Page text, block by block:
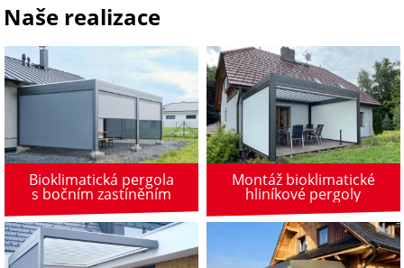
Naše realizace
Bioklimatická pergola
s bočním zastíněním
Montáž bioklimatické
hliníkové pergoly